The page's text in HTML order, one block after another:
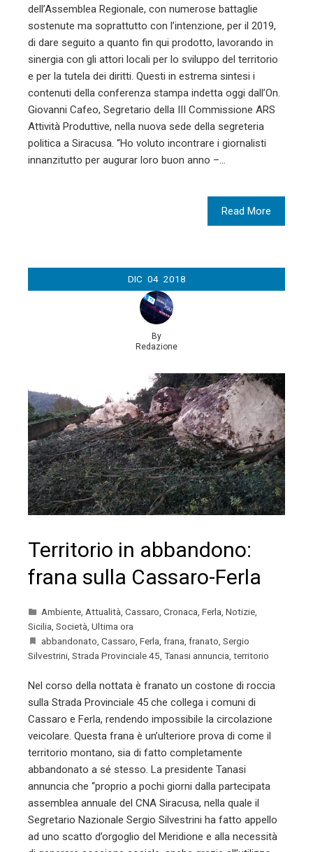
dell’Assemblea Regionale, con numerose battaglie
sostenute ma soprattutto con l’intenzione, per il 2019,
di dare seguito a quanto fin qui prodotto, lavorando in
sinergia con gli attori locali per lo sviluppo del territorio
e per la tutela dei diritti. Questi in estrema sintesi i
contenuti della conferenza stampa indetta oggi dall’On.
Giovanni Cafeo, Segretario della III Commissione ARS
Attività Produttive, nella nuova sede della segreteria
politica a Siracusa. “Ho voluto incontrare i giornalisti
innanzitutto per augurar loro buon anno –…
Read More
DIC 04 2018
By
Redazione
Territorio in abbandono:
frana sulla Cassaro-Ferla
Ambiente Attualità Cassaro Cronaca Ferla Notizie
Sicilia Società Ultima ora
abbandonato Cassaro Ferla frana franato Sergio
Silvestrini Strada Provinciale 45 Tanasi annuncia territorio
Nel corso della nottata è franato un costone di roccia
sulla Strada Provinciale 45 che collega i comuni di
Cassaro e Ferla, rendendo impossibile la circolazione
veicolare. Questa frana è un’ulteriore prova di come il
territorio montano, sia di fatto completamente
abbandonato a sé stesso. La presidente Tanasi
annuncia che “proprio a pochi giorni dalla partecipata
assemblea annuale del CNA Siracusa, nella quale il
Segretario Nazionale Sergio Silvestrini ha fatto appello
ad uno scatto d’orgoglio del Meridione e alla necessità